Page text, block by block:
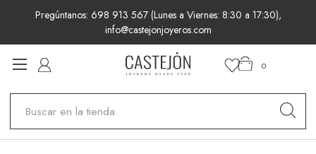
Pregúntanos: 698 913 567 (Lunes a Viernes: 8:30 a 17:30),
info@castejonjoyeros.com
0